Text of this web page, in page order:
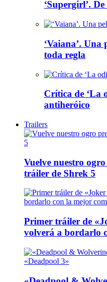
‘Supergirl’.
‘Vaiana’. Una
toda regla
Crítica de ‘La
antiheróico
Trailers
Vuelve nuestro
tráiler de Shrek 5
Primer tráiler de
volverá a bordarlo